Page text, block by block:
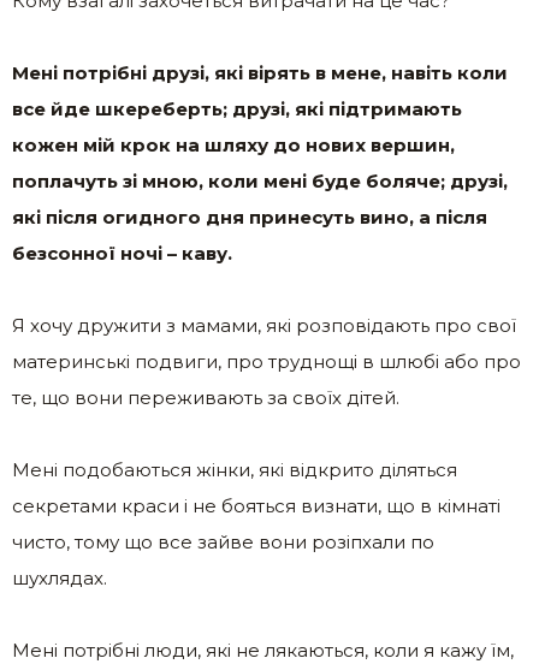
Мені потрібні друзі, які вірять в мене, навіть коли
все йде шкереберть; друзі, які підтримають
кожен мій крок на шляху до нових вершин,
поплачуть зі мною, коли мені буде боляче; друзі,
які після огидного дня принесуть вино, а після
безсонної ночі – каву.
Я хочу дружити з мамами, які розповідають про свої
материнські подвиги, про труднощі в шлюбі або про
те, що вони переживають за своїх дітей.
Мені подобаються жінки, які відкрито діляться
секретами краси і не бояться визнати, що в кімнаті
чисто, тому що все зайве вони розіпхали по
шухлядах.
Мені потрібні люди, які не лякаються, коли я кажу їм,